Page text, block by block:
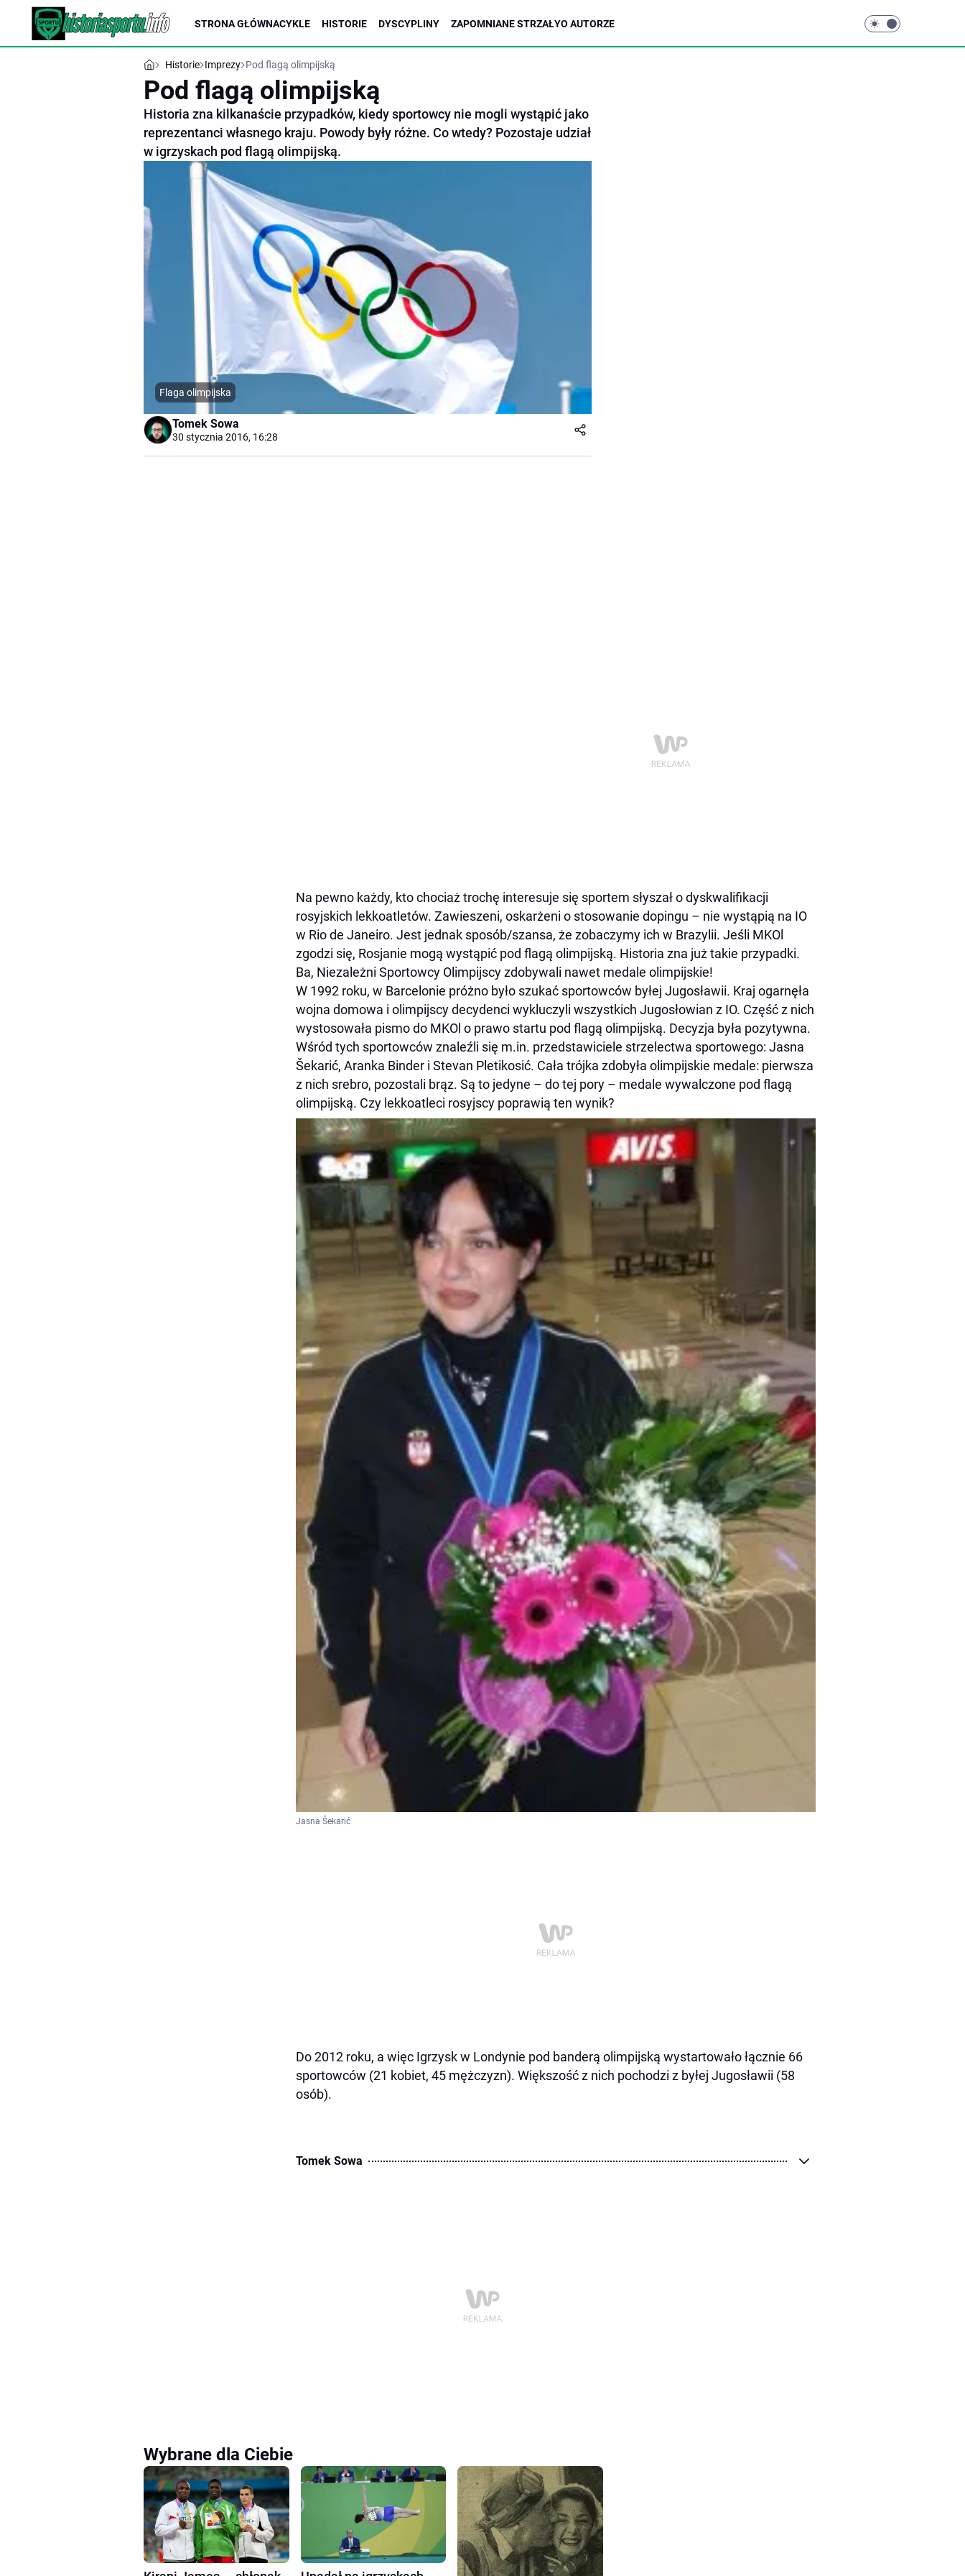
STRONA GŁÓWNACYKLE HISTORIE DYSCYPLINY ZAPOMNIANE STRZAŁYO AUTORZE
Historie Imprezy Pod flagą olimpijską
Pod flagą olimpijską
Historia zna kilkanaście przypadków, kiedy sportowcy nie mogli wystąpić jako
reprezentanci własnego kraju. Powody były różne. Co wtedy? Pozostaje udział
w igrzyskach pod flagą olimpijską.
Flaga olimpijska
Tomek Sowa
30 stycznia 2016, 16:28
Na pewno każdy, kto chociaż trochę interesuje się sportem słyszał o dyskwalifikacji
rosyjskich lekkoatletów. Zawieszeni, oskarżeni o stosowanie dopingu – nie wystąpią na IO
w Rio de Janeiro. Jest jednak sposób/szansa, że zobaczymy ich w Brazylii. Jeśli MKOl
zgodzi się, Rosjanie mogą wystąpić pod flagą olimpijską. Historia zna już takie przypadki.
Ba, Niezależni Sportowcy Olimpijscy zdobywali nawet medale olimpijskie!
W 1992 roku, w Barcelonie próżno było szukać sportowców byłej Jugosławii. Kraj ogarnęła
wojna domowa i olimpijscy decydenci wykluczyli wszystkich Jugosłowian z IO. Część z nich
wystosowała pismo do MKOl o prawo startu pod flagą olimpijską. Decyzja była pozytywna.
Wśród tych sportowców znaleźli się m.in. przedstawiciele strzelectwa sportowego: Jasna
Šekarić, Aranka Binder i Stevan Pletikosić. Cała trójka zdobyła olimpijskie medale: pierwsza
z nich srebro, pozostali brąz. Są to jedyne – do tej pory – medale wywalczone pod flagą
olimpijską. Czy lekkoatleci rosyjscy poprawią ten wynik?
Jasna Šekarić
Do 2012 roku, a więc Igrzysk w Londynie pod banderą olimpijską wystartowało łącznie 66
sportowców (21 kobiet, 45 mężczyzn). Większość z nich pochodzi z byłej Jugosławii (58
osób).
Tomek Sowa
Wybrane dla Ciebie